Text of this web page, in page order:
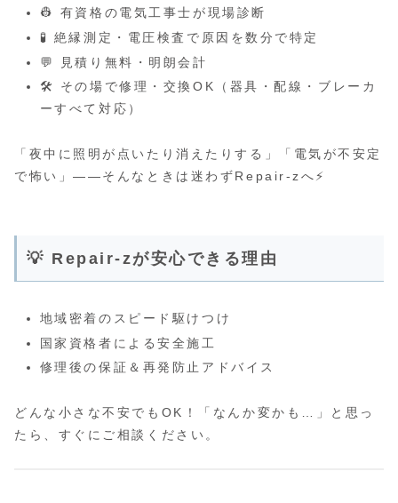
👷 有資格の電気工事士が現場診断
🧪 絶縁測定・電圧検査で原因を数分で特定
💬 見積り無料・明朗会計
🛠️ その場で修理・交換OK（器具・配線・ブレーカ
ーすべて対応）
「夜中に照明が点いたり消えたりする」「電気が不安定
で怖い」——そんなときは迷わずRepair-zへ⚡
💡 Repair-zが安心できる理由
地域密着のスピード駆けつけ
国家資格者による安全施工
修理後の保証＆再発防止アドバイス
どんな小さな不安でもOK！「なんか変かも…」と思っ
たら、すぐにご相談ください。